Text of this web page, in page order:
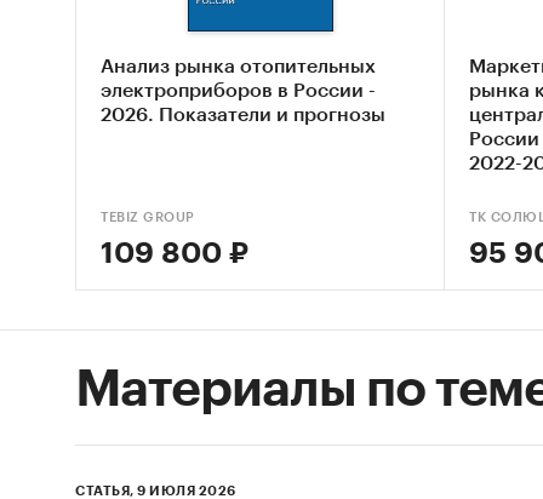
таким
Анализ рынка отопительных
электроприборов в России -
2026. Показатели и прогнозы
TEBIZ GROUP
109 800 ₽
рынка
России
2022-
ТК
95
Материалы по
СТАТЬЯ, 9 ИЮЛЯ 2026